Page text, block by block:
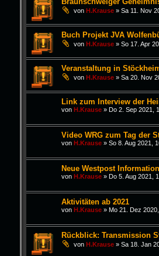
von H.Krause» Sa 11. Nov
Buch Projekt JVA
von H.Krause» So 17. Apr
Veranstaltung in
von H.Krause» Sa 20. Nov
Link zum Interview der
von H.Krause» Do 2. Sep 2021,
Video WRG zum Tag der
von H.Krause» So 8. Aug 2021,
Neue Westpost
von H.Krause» Do 5. Aug 2021,
Aktivitäten ab 2021
von H.Krause» Mo 21. Dez
Rückblick: Transmission
von H.Krause» Sa 18. Jan